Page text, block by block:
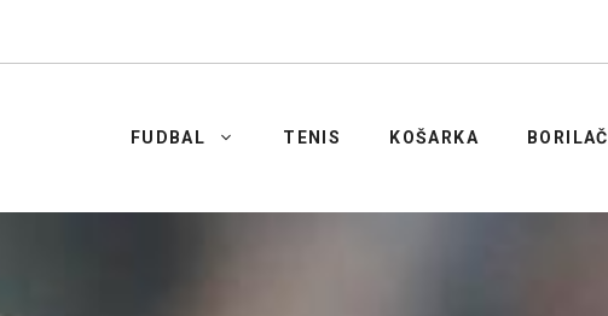
FUDBAL TENIS KOŠARKA